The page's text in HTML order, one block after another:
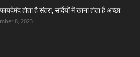
होता है संतरा, सर्दियों में खाना होता है अच्छा
8, 2023